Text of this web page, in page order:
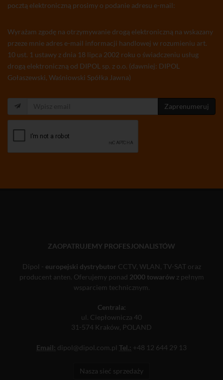
pocztą elektroniczną prosimy o podanie adresu e-mail:
Wyrażam zgodę na otrzymywanie drogą elektroniczną na wskazany
przeze mnie adres e-mail informacji handlowej w rozumieniu art.
10 ust. 1 ustawy z dnia 18 lipca 2002 roku o świadczeniu usług
drogą elektroniczną od DIPOL sp. z o.o. (dawniej: DIPOL
Gołaszewski, Waśniowski Spółka Jawna)
Zaprenumeruj
ZAOPATRUJEMY PROFESJONALISTÓW
Dipol - europejski dystrybutor CCTV, WLAN, TV-SAT oraz
producent anten. Oferujemy ponad 2000 towarówz pełnym
wsparciem technicznym.
Centrala:
ul. Ciepłownicza 40
31-574 Kraków, POLAND
Email: dipol@dipol.com.pl Tel.: +48 12 644 29 13
Nasza sieć sprzedaży